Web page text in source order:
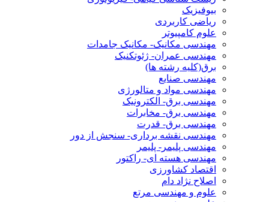
بیوفیزیک
ریاضی کاربردی
علوم کامپیوتر
مهندسی مکانیک- مکانیک جامدات
مهندسی عمران- ژئوتکنیک
برق(کلیه رشته ها)
مهندسی صنایع
مهندسی مواد و متالورژی
مهندسی برق- الکترونیک
مهندسی برق- مخابرات
مهندسی برق- قدرت
مهندسی نقشه برداری- سنجش از دور
مهندسی پلیمر- پلیمر
مهندسی هسته ای- راکتور
اقتصاد کشاورزی
اصلاح نژاد دام
علوم و مهندسی مرتع